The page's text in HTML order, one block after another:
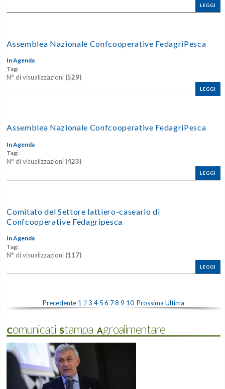
LEGGI
Assemblea Nazionale Confcooperative FedagriPesca
In Agenda
Tag:
N° di visualizzazioni (529)
LEGGI
Assemblea Nazionale Confcooperative FedagriPesca
In Agenda
Tag:
N° di visualizzazioni (423)
LEGGI
Comitato del Settore lattiero-caseario di
Confcooperative Fedagripesca
In Agenda
Tag:
N° di visualizzazioni (117)
LEGGI
Precedente 1 2 3 4 56 78 9 10 Prossima Ultima
Comunicati Stampa Agroalimentare